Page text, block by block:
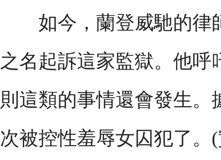
如今，蘭登威馳的律
之名起訴這家監獄。他
則這類的事情還會發生
次被控性羞辱女囚犯了。